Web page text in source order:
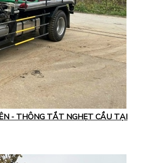
- THÔNG TẮT NGHẸT CẦU TẠI